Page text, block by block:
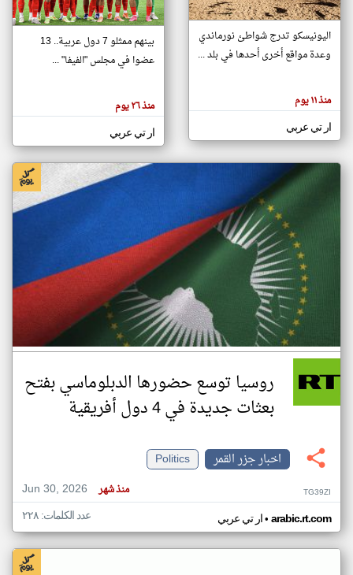
تغيير الدولة
اخبار جزر القمر على مدار الساعة
أهم اخبار جزر القمر العاجلة والمباشرة
هنا عن
وجهة
كاتبيها.
اليونيسكو تدرج شواطئ نورماندي
وعدة مواقع أخرى أحدها في بلد ...
منذ ١١ يوم
ار تي عربي
بينهم ممثلو 7 دول عربية.. 13
عضوا في مجلس "الفيفا" ...
منذ ٢٦ يوم
ار تي عربي
روسيا توسع حضورها الدبلوماسي بفتح
بعثات جديدة في 4 دول أفريقية
اخبار جزر القمر
Politics
Jun 30, 2026
منذ شهر TG39ZI
ار تي عربي• arabic.rt.com عدد الكلمات: ٢٢٨
klyoum.com